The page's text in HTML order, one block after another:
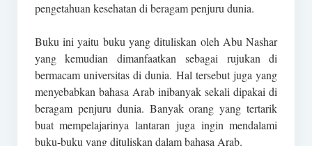
pengetahuan kesehatan di beragam penjuru dunia.
Buku ini yaitu buku yang dituliskan oleh Abu Nashar
yang kemudian dimanfaatkan sebagai rujukan di
bermacam universitas di dunia. Hal tersebut juga yang
menyebabkan bahasa Arab inibanyak sekali dipakai di
beragam penjuru dunia. Banyak orang yang tertarik
buat mempelajarinya lantaran juga ingin mendalami
buku-buku yang dituliskan dalam bahasa Arab.